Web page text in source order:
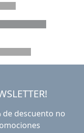
descuento no